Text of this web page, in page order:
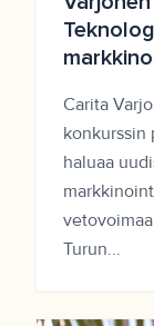
Carita
konkurssin
haluaa
Turun...